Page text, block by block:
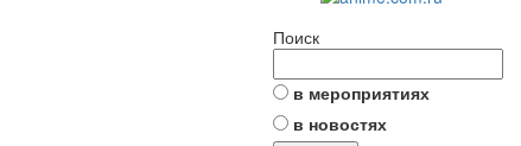
Поиск
в мероприятиях
в новостях